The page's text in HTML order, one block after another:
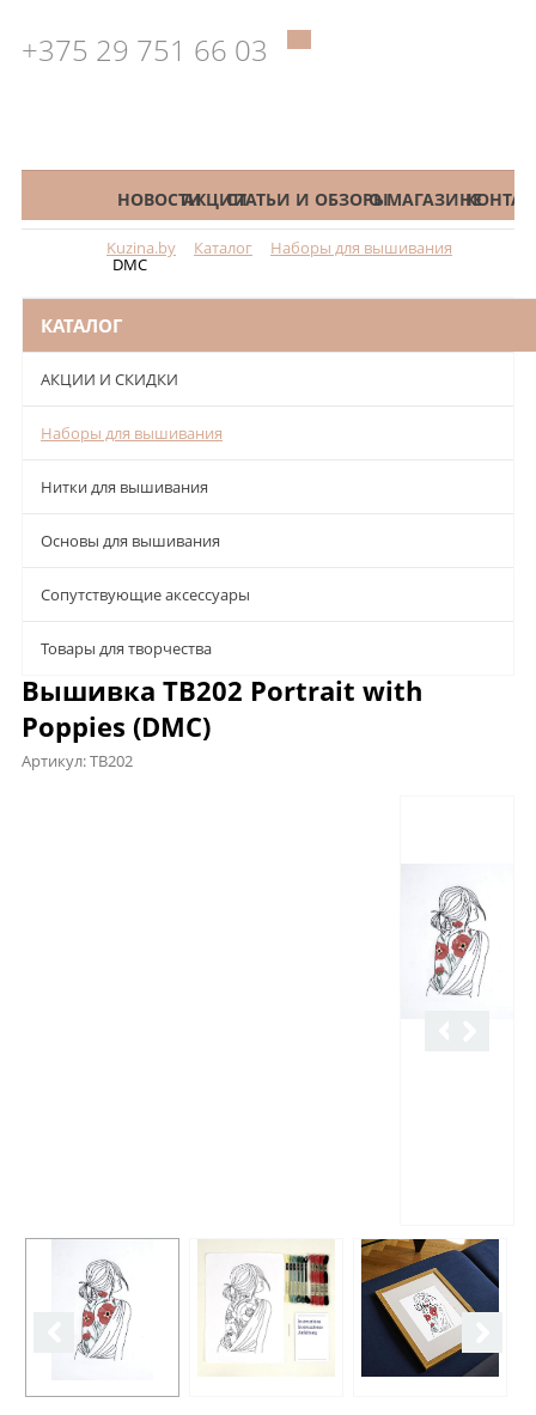
+375 29 751 66 03
КАТАЛОГНОВОСТИАКЦИИСТАТЬИ И ОБЗОРЫО МАГАЗИНЕ
Kuzina.by Каталог Наборы для вышивания
DMC
КАТАЛОГ
АКЦИИ И СКИДКИ
Наборы для вышивания
Нитки для вышивания
Основы для вышивания
Сопутствующие аксессуары
Товары для творчества
Вышивка TB202 Portrait with
Poppies (DMC)
Артикул:TB202